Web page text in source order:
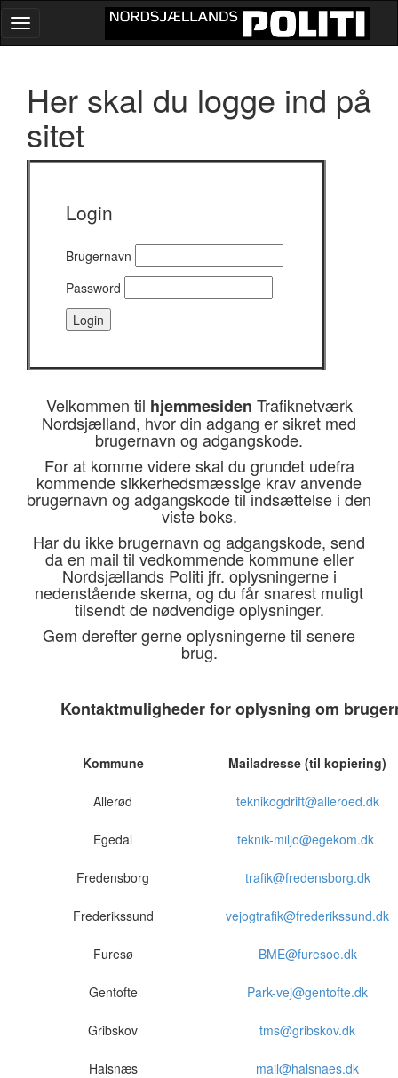
Toggle
navigation
Her skal du logge ind på
sitet
Login
Brugernavn
Password
Login
Velkommen til hjemmesiden Trafiknetværk
Nordsjælland, hvor din adgang er sikret med
brugernavn og adgangskode.
For at komme videre skal du grundet udefra
kommende sikkerhedsmæssige krav anvende
brugernavn og adgangskode til indsættelse i den
viste boks.
Har du ikke brugernavn og adgangskode, send
da en mail til vedkommende kommune eller
Nordsjællands Politi jfr. oplysningerne i
nedenstående skema, og du får snarest muligt
tilsendt de nødvendige oplysninger.
Gem derefter gerne oplysningerne til senere
brug.
Kontaktmuligheder for oplysning om
Kommune Mailadresse (til kopiering)
Allerød teknikogdrift@alleroed.dk
Egedal teknik-miljo@egekom.dk
Fredensborg trafik@fredensborg.dk
Frederikssund vejogtrafik@frederikssund.dk
Furesø BME@furesoe.dk
Gentofte Park-vej@gentofte.dk
Gribskov tms@gribskov.dk
Halsnæs mail@halsnaes.dk